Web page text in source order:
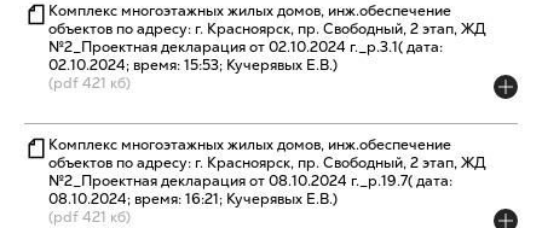
Комплекс многоэтажных жилых домов, инж.обеспечение
объектов по адресу: г. Красноярск, пр. Свободный, 2 этап, ЖД
№2_Проектная декларация от 02.10.2024 г._р.3.1( дата:
02.10.2024; время: 15:53; Кучерявых Е.В.)
(pdf 421 кб)
Комплекс многоэтажных жилых домов, инж.обеспечение
объектов по адресу: г. Красноярск, пр. Свободный, 2 этап, ЖД
№2_Проектная декларация от 08.10.2024 г._р.19.7( дата:
08.10.2024; время: 16:21; Кучерявых Е.В.)
(pdf 421 кб)